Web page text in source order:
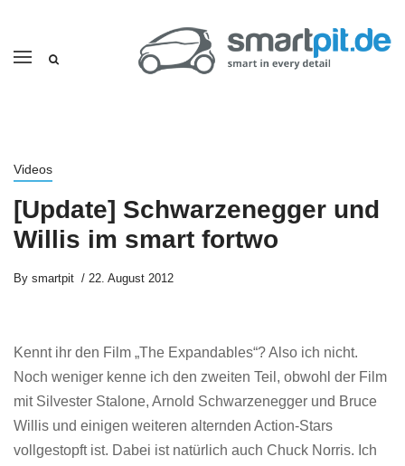
Videos
[Update] Schwarzenegger und
Willis im smart fortwo
By smartpit 22. August 2012
Kennt ihr den Film „The Expandables“? Also ich nicht.
Noch weniger kenne ich den zweiten Teil, obwohl der Film
mit Silvester Stalone, Arnold Schwarzenegger und Bruce
Willis und einigen weiteren alternden Action-Stars
vollgestopft ist. Dabei ist natürlich auch Chuck Norris. Ich